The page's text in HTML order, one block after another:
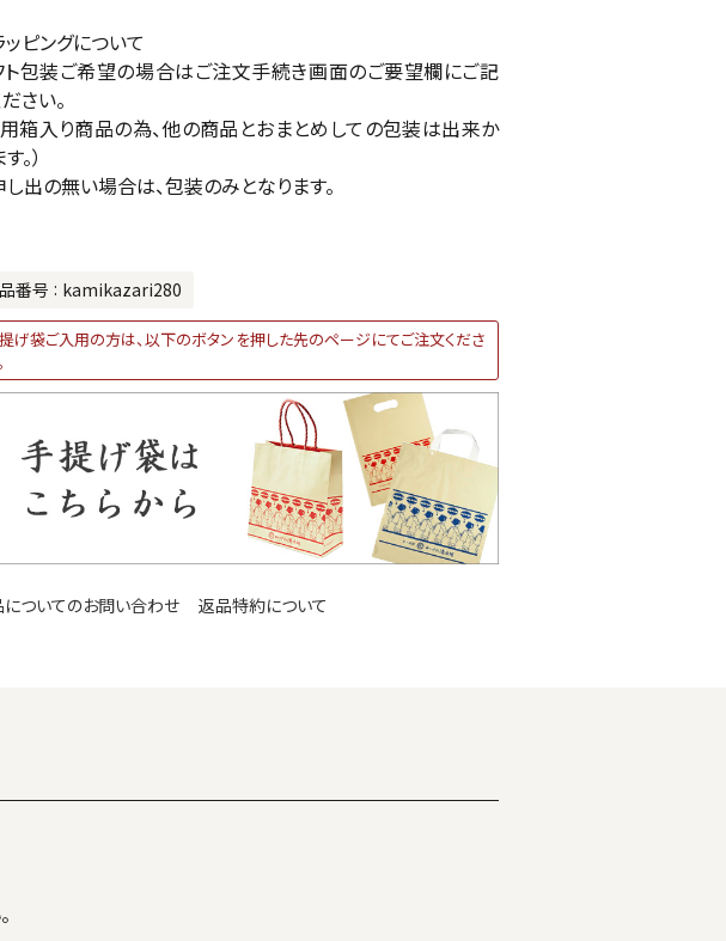
ピングについて
ト包装ご希望の場合はご注文手続き画面のご要望欄にご記
さい。
用箱入り商品の為、他の商品とおまとめしての包装は出来か
。）
し出の無い場合は、包装のみとなります。
番号 kamikazari280
げ袋ご入用の方は、以下のボタンを押した先のページにてご注文くださ
ついてのお問い合わせ 返品特約について